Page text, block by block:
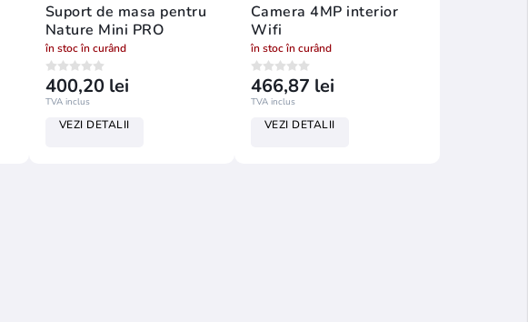
Suport de masa pentru
Nature Mini PRO
în stoc în curând
400,20 lei
TVA inclus
VEZI DETALII
Camera 4MP interior
Wifi
în stoc în curând
466,87 lei
TVA inclus
VEZI DETALII